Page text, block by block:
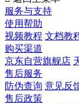
服务与支持
使用帮助
视频教程 文档教
购买渠道
京东自营旗舰店
售后服务
防伪查询 意见反
售后政策